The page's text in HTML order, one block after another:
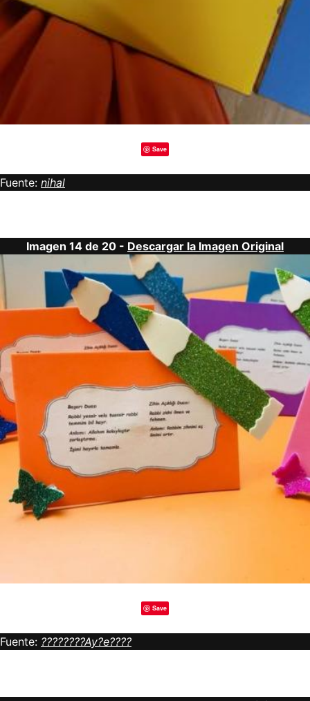
Save
Fuente: nihal
Imagen 14 de 20 - Descargar la Imagen Original
Save
Fuente: ????????Ay?e????